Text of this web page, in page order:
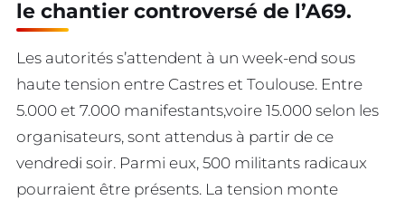
le chantier controversé de l’A69.
Les autorités s’attendent à un week-end sous
haute tension entre Castres et Toulouse. Entre
5.000 et 7.000 manifestants,voire 15.000 selon les
organisateurs, sont attendus à partir de ce
vendredi soir. Parmi eux, 500 militants radicaux
pourraient être présents. La tension monte